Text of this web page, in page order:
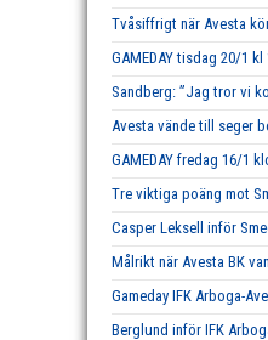
Tvåsiffrigt när Avesta
GAMEDAY tisdag 20/1
Sandberg: ”Jag tror vi
Avesta vände till seger
GAMEDAY fredag 16/1
Tre viktiga poäng mot
Casper Leksell inför
Målrikt när Avesta BK
Gameday IFK Arboga-
Berglund inför IFK